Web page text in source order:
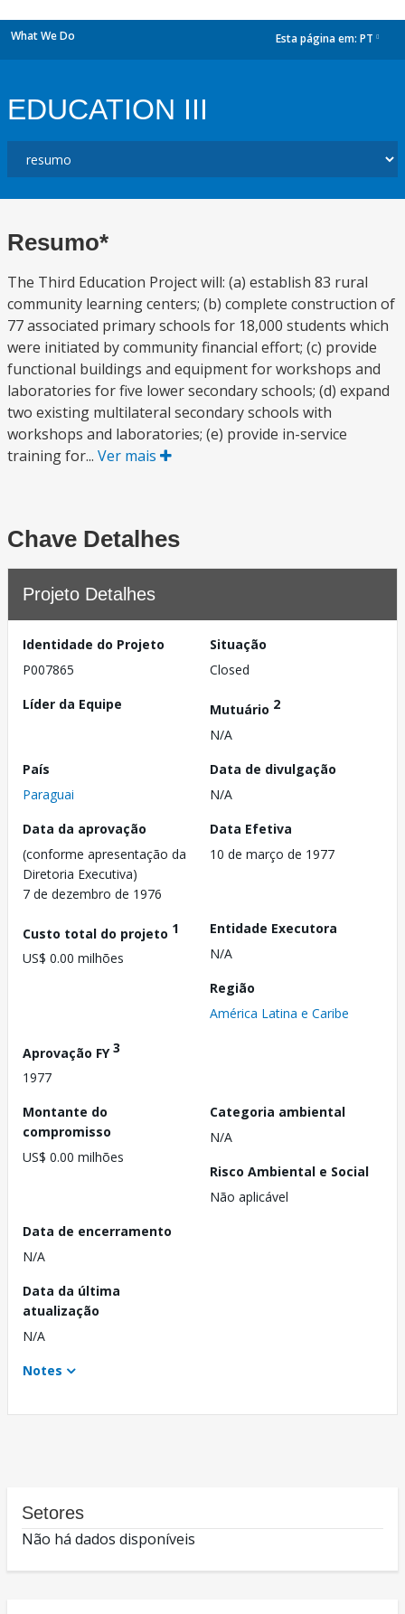
What We Do Esta página em: PT
EDUCATION III
Resumo*
The Third Education Project will: (a) establish 83 rural
community learning centers; (b) complete construction of
77 associated primary schools for 18,000 students which
were initiated by community financial effort; (c) provide
functional buildings and equipment for workshops and
laboratories for five lower secondary schools; (d) expand
two existing multilateral secondary schools with
workshops and laboratories; (e) provide in-service
training for... Ver mais
Chave Detalhes
Projeto Detalhes
Identidade do Projeto
P007865
Situação
Closed
Líder da Equipe
Mutuário 2
N/A
País
Paraguai
Data de divulgação
N/A
Data da aprovação
(conforme apresentação da
Diretoria Executiva)
7 de dezembro de 1976
Data Efetiva
10 de março de 1977
Custo total do projeto 1
US$ 0.00 milhões
Entidade Executora
N/A
Região
América Latina e Caribe
Aprovação FY3
1977
Montante do
compromisso
US$ 0.00 milhões
Categoria ambiental
N/A
Risco Ambiental e Social
Não aplicável
Data de encerramento
N/A
Data da última
atualização
N/A
Notes
Setores
Não há dados disponíveis